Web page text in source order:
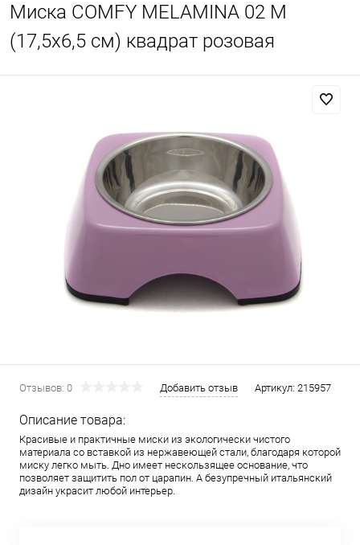
Миска COMFY MELAMINA 02 М
(17,5х6,5 см) квадрат розовая
Отзывов: 0 Добавить отзыв Артикул: 215957
Описание товара:
Красивые и практичные миски из экологически чистого
материала со вставкой из нержавеющей стали, благодаря которой
миску легко мыть. Дно имеет нескользящее основание, что
позволяет защитить пол от царапин. А безупречный итальянский
дизайн украсит любой интерьер.